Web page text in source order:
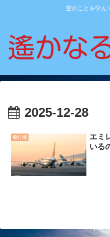
空のことを学ん
2025-12-28
飛行機
エミ
いる